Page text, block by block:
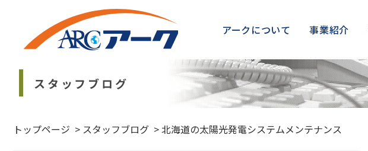
アークについて 事業紹介
スタッフブログ
トップページ > スタッフブログ >北海道の太陽光発電システムメンテナンス